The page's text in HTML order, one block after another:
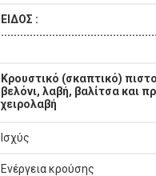
ΕΙΔΟΣ :
Κρουστικό (σκαπτικό)
βελόνι, λαβή, βαλίτσα και
χειρολαβή
Ισχύς
Ενέργεια κρούσης